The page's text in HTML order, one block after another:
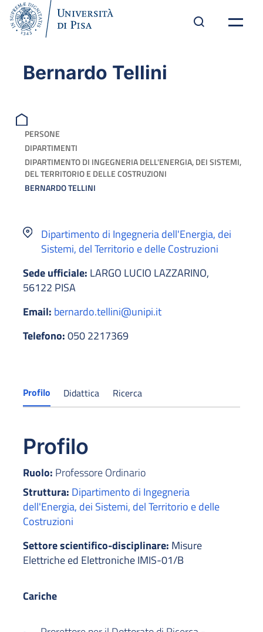
Bernardo Tellini
PERSONE
DIPARTIMENTI
DIPARTIMENTO DI INGEGNERIA DELL'ENERGIA, DEI SISTEMI,
DEL TERRITORIO E DELLE COSTRUZIONI
BERNARDO TELLINI
Dipartimento di Ingegneria dell'Energia, dei
Sistemi, del Territorio e delle Costruzioni
Sede ufficiale: LARGO LUCIO LAZZARINO,
56122 PISA
Email: bernardo.tellini@unipi.it
Telefono:050 2217369
Profilo Didattica Ricerca
Profilo
Ruolo: Professore Ordinario
Struttura: Dipartimento di Ingegneria
dell'Energia, dei Sistemi, del Territorio e delle
Costruzioni
Settore scientifico-disciplinare: Misure
Elettriche ed Elettroniche IMIS-01/B
Cariche